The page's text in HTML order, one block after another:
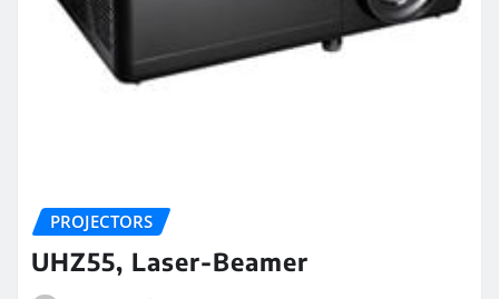
PROJECTORS
UHZ55, Laser-Beamer